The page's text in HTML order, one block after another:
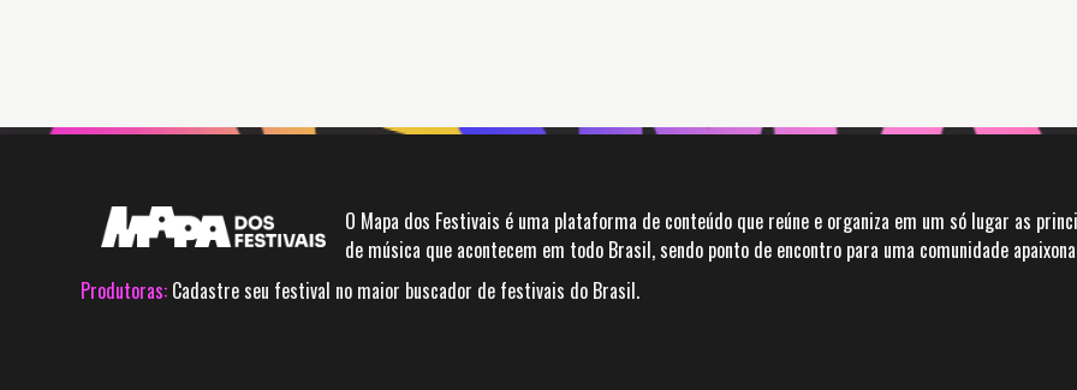
O Mapa dos Festivais é uma plataforma de conteúdo que reúne e organiza em um só lugar as
de música que acontecem em todo Brasil, sendo ponto de encontro para uma comunidade
Produtoras: Cadastre seu festival no maior buscador de festivais do Brasil.